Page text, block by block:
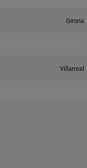
Girona
Villarreal